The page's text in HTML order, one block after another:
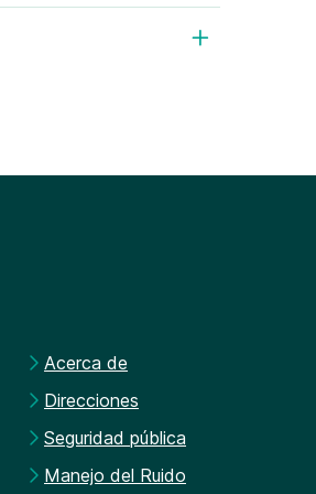
Acerca de
Direcciones
Seguridad pública
Manejo del Ruido